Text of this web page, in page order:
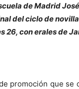
de Madrid
del ciclo de
26, con erales de
promoción que se